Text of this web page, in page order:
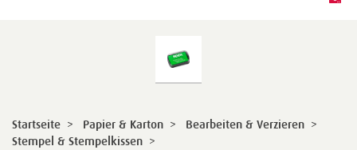
Startseite > Papier & Karton > Bearbeiten & Verzieren >
Stempel & Stempelkissen >